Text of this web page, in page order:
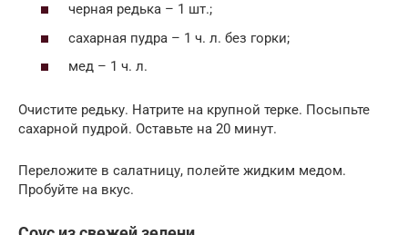
черная редька – 1 шт.;
сахарная пудра – 1 ч. л. без горки;
мед – 1 ч. л.
Очистите редьку. Натрите на крупной терке. Посыпьте
сахарной пудрой. Оставьте на 20 минут.
Переложите в салатницу, полейте жидким медом.
Пробуйте на вкус.